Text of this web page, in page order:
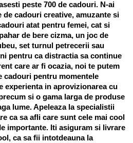
peste 700 de cadouri. N-ai
de cadouri creative, amuzante si
atat pentru femei, cat si
de bere cizma, un joc de
set turnul petrecerii sau
pentru ca distractia sa continue
care ar fi ocazia, noi te putem
cadouri pentru momentele
experienta in aprovizionarea cu
si o gama larga de produse
lume. Apeleaza la specialistii
ca sa afli care sunt cele mai cool
importante. Iti asiguram si livrare
ca sa fii intotdeauna la